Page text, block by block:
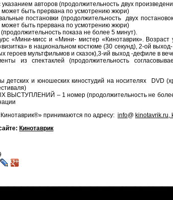
авторов (продолжительность двух
быть прервана по усмотрению жюри)
постановки (продолжительность двух
быть прервана по усмотрению жюри)
показа не более 5 минут).
«Мини-мисс и «Мини- мистер «Кинотаврик».
в национальном костюме (30 секунд), 2-ой выход-
героев мультфильмов и сказок),3-ий выход -дефиле в
из спектаклей (продолжительность
и юношеских киностудий на носителях DVD
– 1 номер (продолжительность не более
принимаются по адресу: info@ kinotavrik.ru,
Кинотаврик